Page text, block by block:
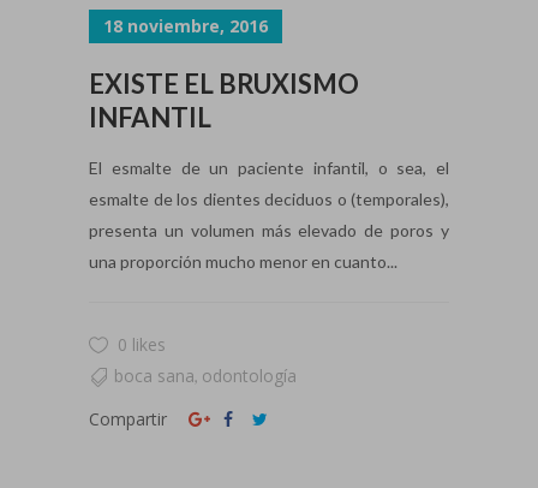
18 noviembre, 2016
EXISTE EL BRUXISMO
INFANTIL
El esmalte de un paciente infantil, o sea, el
esmalte de los dientes deciduos o (temporales),
presenta un volumen más elevado de poros y
una proporción mucho menor en cuanto...
0 likes
boca sana, odontología
Compartir